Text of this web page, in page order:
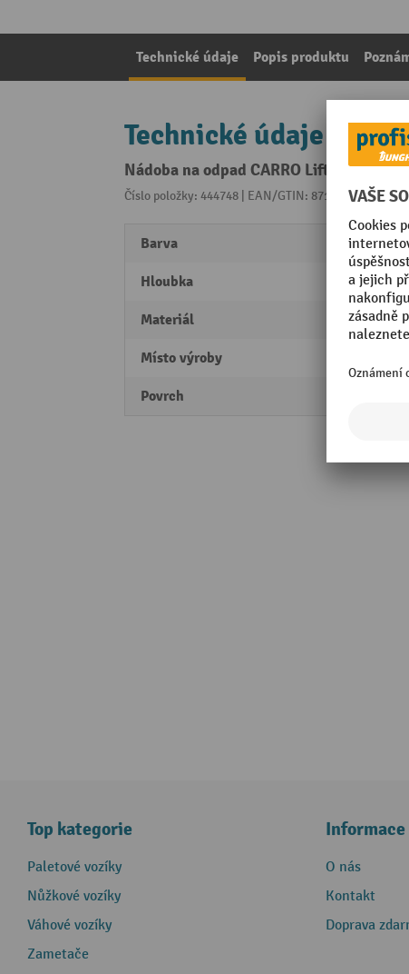
Technické údaje Popis produktu
Technické údaje
Nádoba na odpad CARRO Lift se
Číslo položky: 444748 | EAN/GTIN: 8713631709724Z
Barva modrá
Hloubka 300
Materiál Hliník
Místo výroby
Povrch
Top kategorie
Paletové vozíky
Nůžkové vozíky
Váhové vozíky
Zametače
Informace
O nás
Kontakt
Doprava